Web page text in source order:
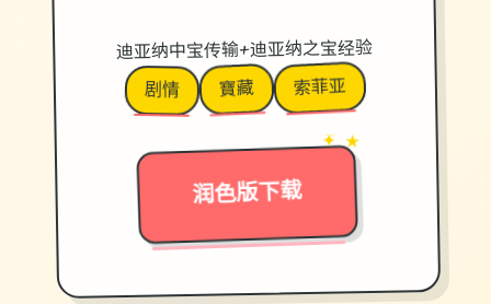
迪亚纳中宝传输+迪亚纳之宝经验
剧情 寶藏 索菲亚
润色版下载
→
✦ ★